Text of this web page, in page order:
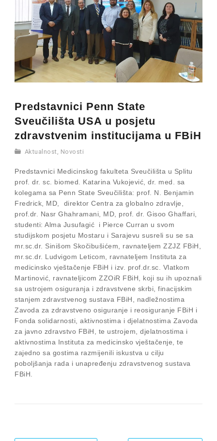
Predstavnici Penn State
Sveučilišta USA u posjetu
zdravstvenim institucijama u FBiH
Aktualnost, Novosti
Predstavnici Medicinskog fakulteta Sveučilišta u Splitu
prof. dr. sc. biomed. Katarina Vukojević, dr. med. sa
kolegama sa Penn State Sveučilišta: prof. N. Benjamin
Fredrick, MD, direktor Centra za globalno zdravlje,
prof.dr. Nasr Ghahramani, MD, prof. dr. Gisoo Ghaffari,
studenti: Alma Jusufagić i Pierce Curran u svom
studijskom posjetu Mostaru i Sarajevu susreli su se sa
mr.sc.dr. Sinišom Skočibušićem, ravnateljem ZZJZ FBiH,
mr.sc.dr. Ludvigom Leticom, ravnateljem Instituta za
medicinsko vještačenje FBiH i izv. prof.dr.sc. Vlatkom
Martinović, ravnateljicom ZZOiR FBiH, koji su ih upoznali
sa ustrojem osiguranja i zdravstvene skrbi, finacijskim
stanjem zdravstvenog sustava FBiH, nadležnostima
Zavoda za zdravstveno osiguranje i reosiguranje FBiH i
Fonda solidarnosti, aktivnostima i djelatnostima Zavoda
za javno zdravstvo FBiH, te ustrojem, djelatnostima i
aktivnostima Instituta za medicinsko vještačenje, te
zajedno sa gostima razmijenili iskustva u cilju
poboljšanja rada i unapređenju zdravstvenog sustava
FBiH.